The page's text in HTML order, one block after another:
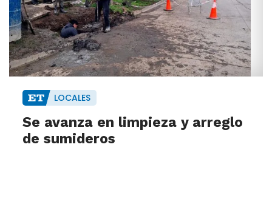
LOCALES
Se avanza en limpieza y arreglo
de sumideros